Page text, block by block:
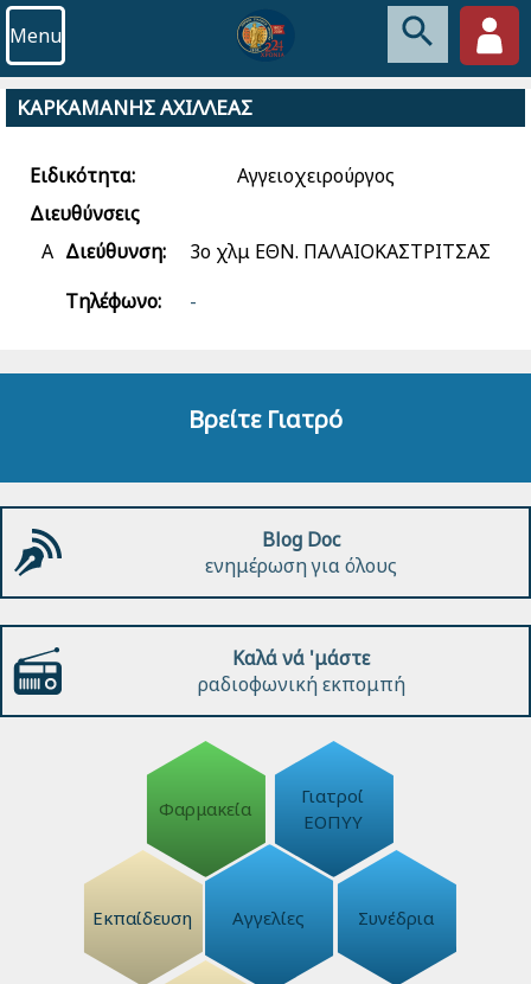
Menu
ΚΑΡΚΑΜΑΝΗΣ ΑΧΙΛΛΕΑΣ
Ειδικότητα:
Αγγειοχειρούργος
Διευθύνσεις
Α Διεύθυνση:
3ο χλμ ΕΘΝ. ΠΑΛΑΙΟΚΑΣΤΡΙΤΣΑΣ
Τηλέφωνο:
-
Βρείτε Γιατρό
Blog Doc
ενημέρωση για όλους
Καλά νά 'μάστε
ραδιοφωνική εκπομπή
Φαρμακεία
Γιατροί
ΕΟΠΥΥ
Εκπαίδευση Αγγελίες Συνέδρια